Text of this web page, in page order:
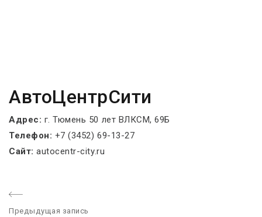
АвтоЦентрСити
Адрес: г. Тюмень 50 лет ВЛКСМ, 69Б
Телефон: +7 (3452) 69-13-27
Сайт: autocentr-city.ru
Предыдущая запись